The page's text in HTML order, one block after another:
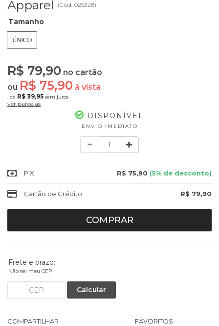
Apparel
(Cód. 025328)
Tamanho
ÚNICO
R$ 79,90 no cartão
ou R$ 75,90 à vista
de R$ 39,95 sem juros
ver parcelas
DISPONÍVEL
ENVIO IMEDIATO
PIX R$ 75,90 (5% de desconto)
Cartão de Crédito R$ 79,90
COMPRAR
Frete e prazo:
Não sei meu CEP
Calcular
COMPARTILHAR FAVORITOS